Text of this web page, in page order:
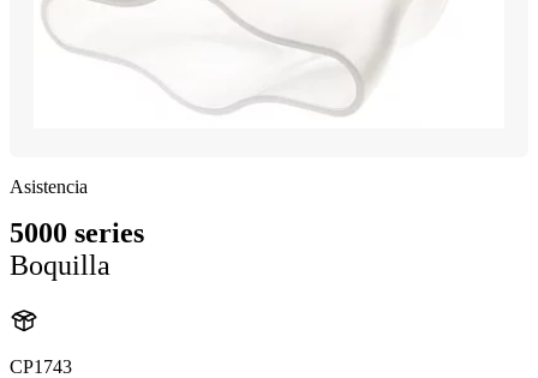
Asistencia
5000 series
Boquilla
CP1743